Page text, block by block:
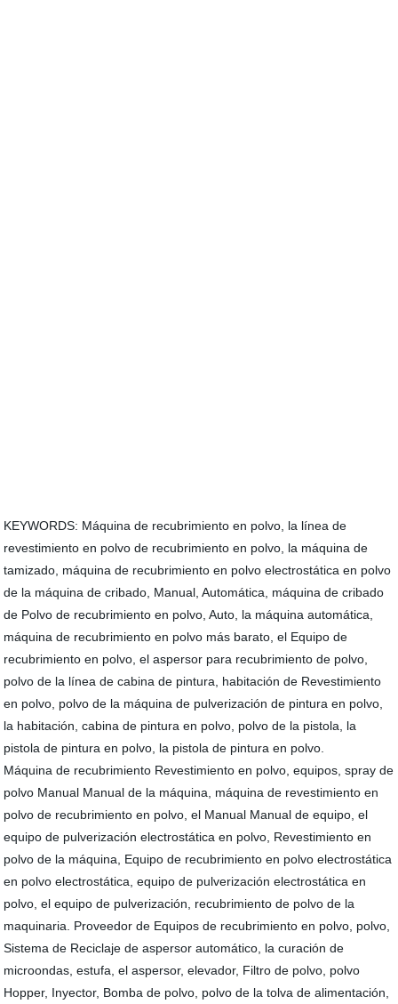
KEYWORDS: Máquina de recubrimiento en polvo, la línea de
revestimiento en polvo de recubrimiento en polvo, la máquina de
tamizado, máquina de recubrimiento en polvo electrostática en polvo
de la máquina de cribado, Manual, Automática, máquina de cribado
de Polvo de recubrimiento en polvo, Auto, la máquina automática,
máquina de recubrimiento en polvo más barato, el Equipo de
recubrimiento en polvo, el aspersor para recubrimiento de polvo,
polvo de la línea de cabina de pintura, habitación de Revestimiento
en polvo, polvo de la máquina de pulverización de pintura en polvo,
la habitación, cabina de pintura en polvo, polvo de la pistola, la
pistola de pintura en polvo, la pistola de pintura en polvo.
Máquina de recubrimiento Revestimiento en polvo, equipos, spray de
polvo Manual Manual de la máquina, máquina de revestimiento en
polvo de recubrimiento en polvo, el Manual Manual de equipo, el
equipo de pulverización electrostática en polvo, Revestimiento en
polvo de la máquina, Equipo de recubrimiento en polvo electrostática
en polvo electrostática, equipo de pulverización electrostática en
polvo, el equipo de pulverización, recubrimiento de polvo de la
maquinaria. Proveedor de Equipos de recubrimiento en polvo, polvo,
Sistema de Reciclaje de aspersor automático, la curación de
microondas, estufa, el aspersor, elevador, Filtro de polvo, polvo
Hopper, Inyector, Bomba de polvo, polvo de la tolva de alimentación,